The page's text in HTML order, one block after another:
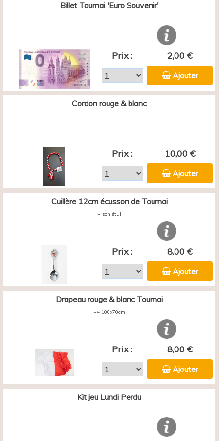
Billet Tournai 'Euro Souvenir'
Prix : 2,00 €
Ajouter
Cordon rouge & blanc
Prix : 10,00 €
Ajouter
Cuillère 12cm écusson de Tournai
+ son étui
Prix : 8,00 €
Ajouter
Drapeau rouge & blanc Tournai
+/- 100x70cm
Prix : 8,00 €
Ajouter
Kit jeu Lundi Perdu